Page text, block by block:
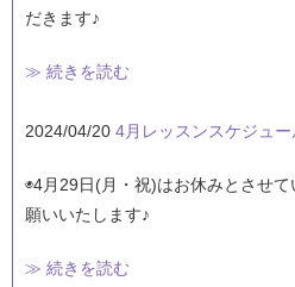
だきます♪
≫ 続きを読む
2024/04/20 4月レッスンスケジュ
◉4月29日(月・祝)はお休みとさせ
願いいたします♪
≫ 続きを読む